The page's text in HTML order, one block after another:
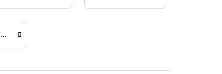
Pit Viper Turboshaft